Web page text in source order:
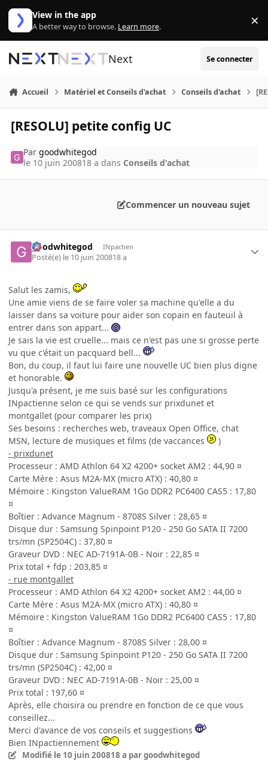
Aller au contenu
View in the app
A better way to browse. Learn more. ×
Next Se connecter
Accueil Matériel et Conseils d'achat Conseils d'achat
[RESOLU] petite config UC
Pargoodwhitegod
le 10 juin 200818 a dans Conseils d'achat
Commencer un nouveau sujet
goodwhitegod INpactien
Posté(e) le 10 juin 200818 a
Salut les zamis,
Une amie viens de se faire voler sa machine qu'elle a du
laisser dans sa voiture pour aider son copain en fauteuil à
entrer dans son appart...
Je sais la vie est cruelle... mais ce n'est pas une si grosse perte
vu que c'était un pacquard bell...
Bon, du coup, il faut lui faire une nouvelle UC bien plus digne
et honorable.
Jusqu'a présent, je me suis basé sur les configurations
INpactienne selon ce qui se vends sur prixdunet et
montgallet (pour comparer les prix)
Ses besoins : recherches web, traveaux Open Office, chat
MSN, lecture de musiques et films (de vaccances
)
- prixdunet
Processeur : AMD Athlon 64 X2 4200+ socket AM2 : 44,90 ¤
Carte Mère : Asus M2A-MX (micro ATX) : 40,80 ¤
Mémoire : Kingston ValueRAM 1Go DDR2 PC6400 CAS5 : 17,80
¤
Boîtier : Advance Magnum - 8708S Silver : 28,65 ¤
Disque dur : Samsung Spinpoint P120 - 250 Go SATA II 7200
trs/mn (SP2504C) : 37,80 ¤
Graveur DVD : NEC AD-7191A-0B - Noir : 22,85 ¤
Prix total + fdp : 203,85 ¤
- rue montgallet
Processeur : AMD Athlon 64 X2 4200+ socket AM2 : 44,00 ¤
Carte Mère : Asus M2A-MX (micro ATX) : 40,80 ¤
Mémoire : Kingston ValueRAM 1Go DDR2 PC6400 CAS5 : 17,80
¤
Boîtier : Advance Magnum - 8708S Silver : 28,00 ¤
Disque dur : Samsung Spinpoint P120 - 250 Go SATA II 7200
trs/mn (SP2504C) : 42,00 ¤
Graveur DVD : NEC AD-7191A-0B - Noir : 25,00 ¤
Prix total : 197,60 ¤
Après, elle choisira ou prendre en fonction de ce que vous
conseillez...
Merci d'avance de vos conseils et suggestions
Bien INpactiennement
Modifié le 10 juin 200818 a par goodwhitegod